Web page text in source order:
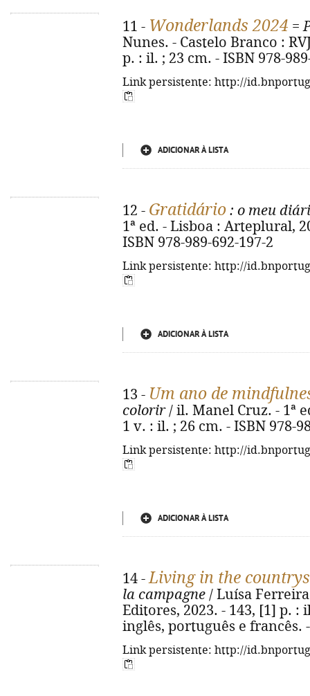
11 - Wonderlands 2024 =
Nunes. - Castelo Branco :
p. : il. ; 23 cm. - ISBN 978-
Link persistente: http://
ADICIONAR À LISTA
12 - Gratidário : o meu
1ª ed. - Lisboa : Arteplural,
ISBN 978-989-692-197-2
Link persistente: http://
ADICIONAR À LISTA
13 - Um ano de
colorir/ il. Manel Cruz. - 1ª
1 v. : il. ; 26 cm. - ISBN 978-
Link persistente: http://
ADICIONAR À LISTA
14 -Living in the
la campagne / Luísa Ferreira
Editores, 2023. - 143, [1] p.
inglês, português e francês.
Link persistente: http://